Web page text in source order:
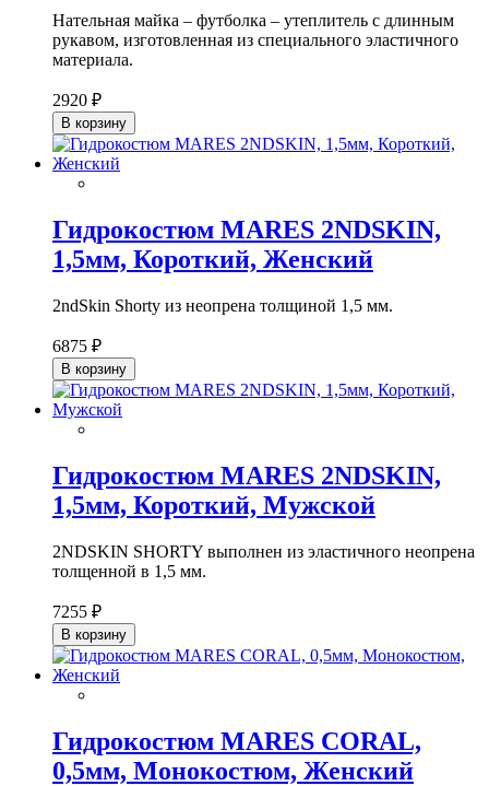
Нательная майка – футболка – утеплитель с длинным
рукавом, изготовленная из специального эластичного
материала.
2920 ₽
В корзину
Гидрокостюм MARES 2NDSKIN,
1,5мм, Короткий, Женский
2ndSkin Shorty из неопрена толщиной 1,5 мм.
6875 ₽
В корзину
Гидрокостюм MARES 2NDSKIN,
1,5мм, Короткий, Мужской
2NDSKIN SHORTY выполнен из эластичного неопрена
толщенной в 1,5 мм.
7255 ₽
В корзину
Гидрокостюм MARES CORAL,
0,5мм, Монокостюм, Женский